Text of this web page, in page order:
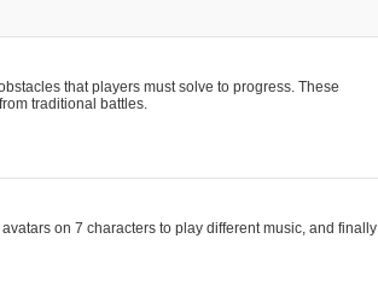
that players must solve to progress. These
traditional battles.
on 7 characters to play different music, and finally